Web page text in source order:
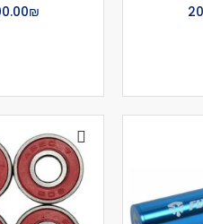
₪‏200.00